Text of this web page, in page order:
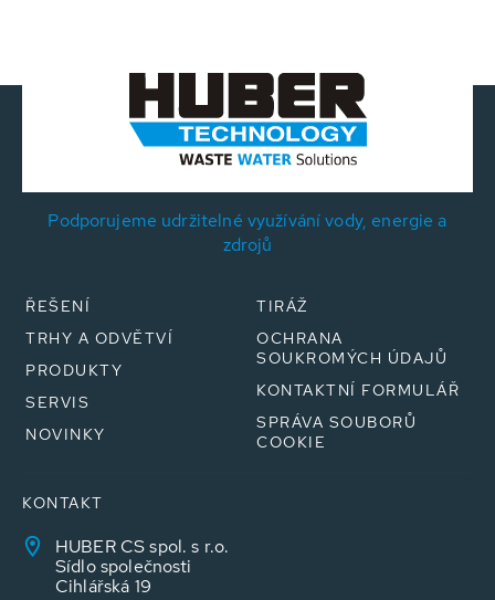
Podporujeme udržitelné využívání vody, energie a
zdrojů
ŘEŠENÍ
TRHY A ODVĚTVÍ
PRODUKTY
SERVIS
NOVINKY
TIRÁŽ
OCHRANA
SOUKROMÝCH ÚDAJŮ
KONTAKTNÍ FORMULÁŘ
SPRÁVA SOUBORŮ
COOKIE
KONTAKT
HUBER CS spol. s r.o.
Sídlo společnosti
Cihlářská 19